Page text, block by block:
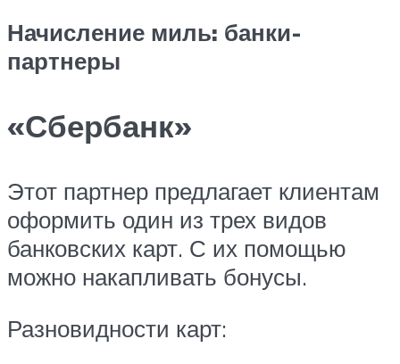
Начисление миль: банки-
партнеры
«Сбербанк»
Этот партнер предлагает клиентам
оформить один из трех видов
банковских карт. С их помощью
можно накапливать бонусы.
Разновидности карт: